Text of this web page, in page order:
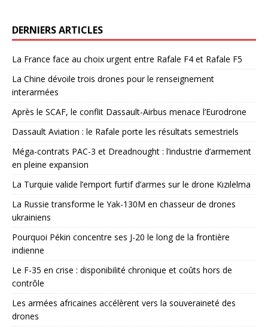
DERNIERS ARTICLES
La France face au choix urgent entre Rafale F4 et Rafale F5
La Chine dévoile trois drones pour le renseignement
interarmées
Après le SCAF, le conflit Dassault-Airbus menace l’Eurodrone
Dassault Aviation : le Rafale porte les résultats semestriels
Méga-contrats PAC-3 et Dreadnought : l’industrie d’armement
en pleine expansion
La Turquie valide l’emport furtif d’armes sur le drone Kızılelma
La Russie transforme le Yak-130M en chasseur de drones
ukrainiens
Pourquoi Pékin concentre ses J-20 le long de la frontière
indienne
Le F-35 en crise : disponibilité chronique et coûts hors de
contrôle
Les armées africaines accélèrent vers la souveraineté des
drones